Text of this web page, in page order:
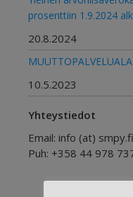
prosenttiin 1.9.2024
20.8.2024
10.5.2023
Yhteystiedot
ypms
44